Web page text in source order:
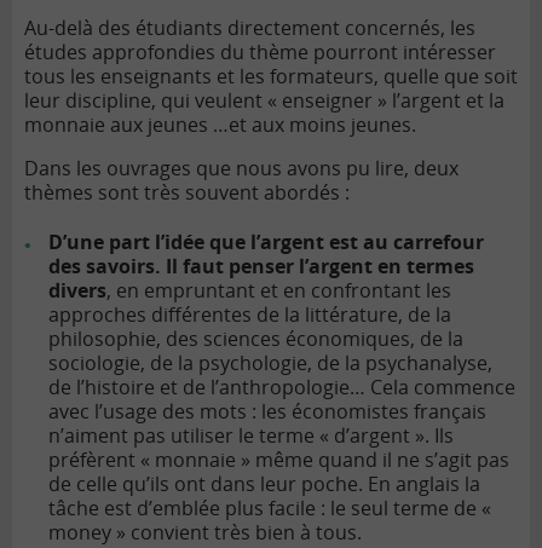
Au-delà des étudiants directement concernés, les
études approfondies du thème pourront intéresser
tous les enseignants et les formateurs, quelle que soit
leur discipline, qui veulent « enseigner » l’argent et la
monnaie aux jeunes …et aux moins jeunes.
Dans les ouvrages que nous avons pu lire, deux
thèmes sont très souvent abordés :
D’une part l’idée que l’argent est au carrefour
des savoirs. Il faut penser l’argent en termes
divers, en empruntant et en confrontant les
approches différentes de la littérature, de la
philosophie, des sciences économiques, de la
sociologie, de la psychologie, de la psychanalyse,
de l’histoire et de l’anthropologie… Cela commence
avec l’usage des mots : les économistes français
n’aiment pas utiliser le terme « d’argent ». Ils
préfèrent « monnaie » même quand il ne s’agit pas
de celle qu’ils ont dans leur poche. En anglais la
tâche est d’emblée plus facile : le seul terme de «
money » convient très bien à tous.